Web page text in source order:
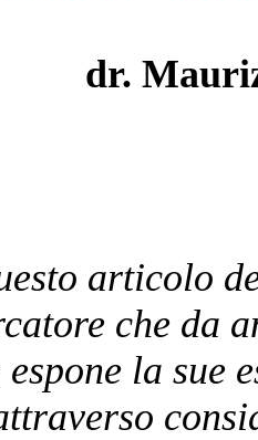
dr.
articolo
che da
la sue